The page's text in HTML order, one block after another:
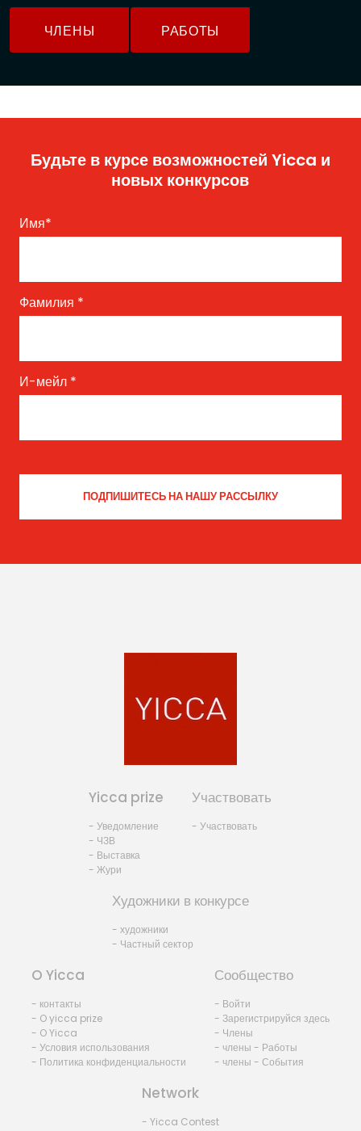
ЧЛЕНЫ РАБОТЫ
Будьте в курсе возможностей Yicca и
новых конкурсов
Имя*
Фамилия *
И-мейл *
Yicca prize
- Уведомление
- ЧЗВ
- Выставка
- Жури
Участвовать
- Участвовать
Художники в конкурсе
- художники
- Частный сектор
O Yicca
- контакты
- O yicca prize
- O Yicca
- Условия использования
- Политика конфиденциальности
Сообщество
- Войти
- Зарегистрируйся здесь
- Члены
- члены - Работы
- члены - События
Network
- Yicca Contest